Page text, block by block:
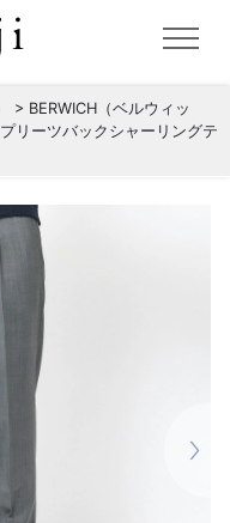
> BERWICH（ベルウィッ
リーツバックシャーリングテ